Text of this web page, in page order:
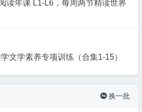
读年课 L1-L6，每周两节精读世界
文学素养专项训练（合集1-15）
 换一批